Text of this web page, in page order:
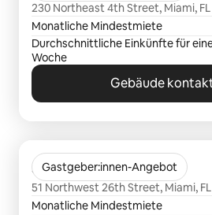
230 Northeast 4th Street, Miami, FL
Monatliche Mindestmiete
Durchschnittliche Einkünfte für
Woche
Gebäude
Gastgeber:innen-Angebot
Sentral Wynwood
51 Northwest 26th Street, Miami, FL
Monatliche Mindestmiete